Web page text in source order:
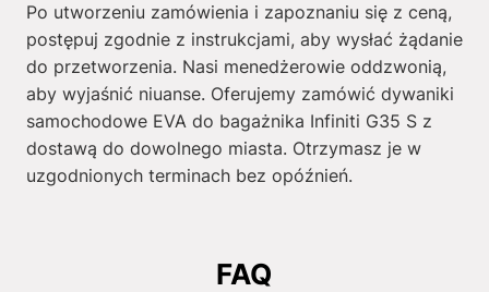
Po utworzeniu zamówienia i zapoznaniu się z ceną,
postępuj zgodnie z instrukcjami, aby wysłać żądanie
do przetworzenia. Nasi menedżerowie oddzwonią,
aby wyjaśnić niuanse. Oferujemy zamówić dywaniki
samochodowe EVA do bagażnika Infiniti G35 S z
dostawą do dowolnego miasta. Otrzymasz je w
uzgodnionych terminach bez opóźnień.
FAQ